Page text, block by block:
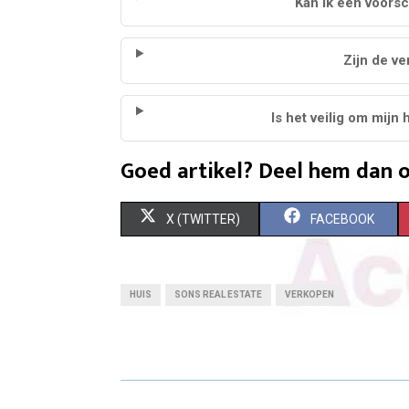
Zijn de
Is het veilig om mijn
Goed artikel? Deel hem dan
S
O
X (TWITTER) S
O
FACEBOOK
HUIS SONS REAL ESTATE VERKOPEN